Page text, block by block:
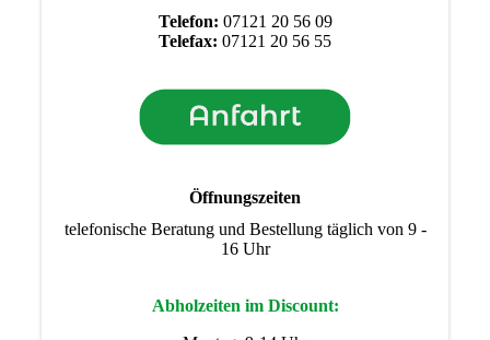
Telefon: 07121 20 56 09
Telefax: 07121 20 56 55
Öffnungszeiten
telefonische Beratung und Bestellung täglich von 9 -
16 Uhr
Abholzeiten im Discount: